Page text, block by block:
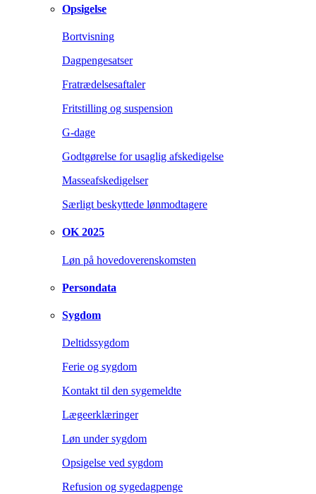
Opsigelse
Bortvisning
Dagpengesatser
Fratrædelsesaftaler
Fritstilling og suspension
G-dage
Godtgørelse for usaglig afskedigelse
Masseafskedigelser
Særligt beskyttede lønmodtagere
OK 2025
Løn på hovedoverenskomsten
Persondata
Sygdom
Deltidssygdom
Ferie og sygdom
Kontakt til den sygemeldte
Lægeerklæringer
Løn under sygdom
Opsigelse ved sygdom
Refusion og sygedagpenge